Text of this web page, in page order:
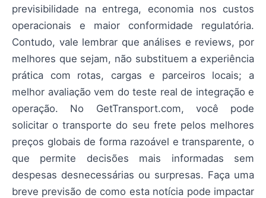
previsibilidade na entrega, economia nos custos
operacionais e maior conformidade regulatória.
Contudo, vale lembrar que análises e reviews, por
melhores que sejam, não substituem a experiência
prática com rotas, cargas e parceiros locais; a
melhor avaliação vem do teste real de integração e
operação. No GetTransport.com, você pode
solicitar o transporte do seu frete pelos melhores
preços globais de forma razoável e transparente, o
que permite decisões mais informadas sem
despesas desnecessárias ou surpresas. Faça uma
breve previsão de como esta notícia pode impactar